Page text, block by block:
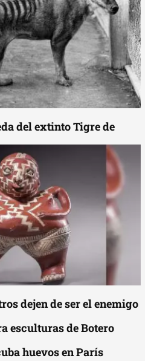
del extinto Tigre de
dejen de ser el enemigo
esculturas de Botero
huevos en París